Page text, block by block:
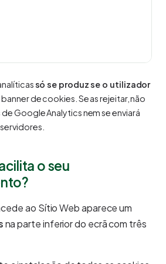
só se produz se o utilizador
de cookies. Se as rejeitar, não
Google Analytics nem se enviará
o seu
ao Sítio Web aparece um
na parte inferior do ecrã com três